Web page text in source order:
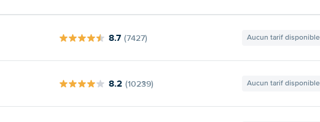
8.7 (7427) Aucun tarif disponible
8.2 (10239) Aucun tarif disponible